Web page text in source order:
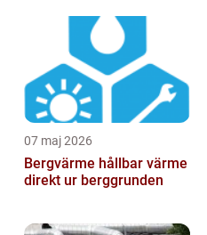
07 maj 2026
Bergvärme hållbar värme
direkt ur berggrunden